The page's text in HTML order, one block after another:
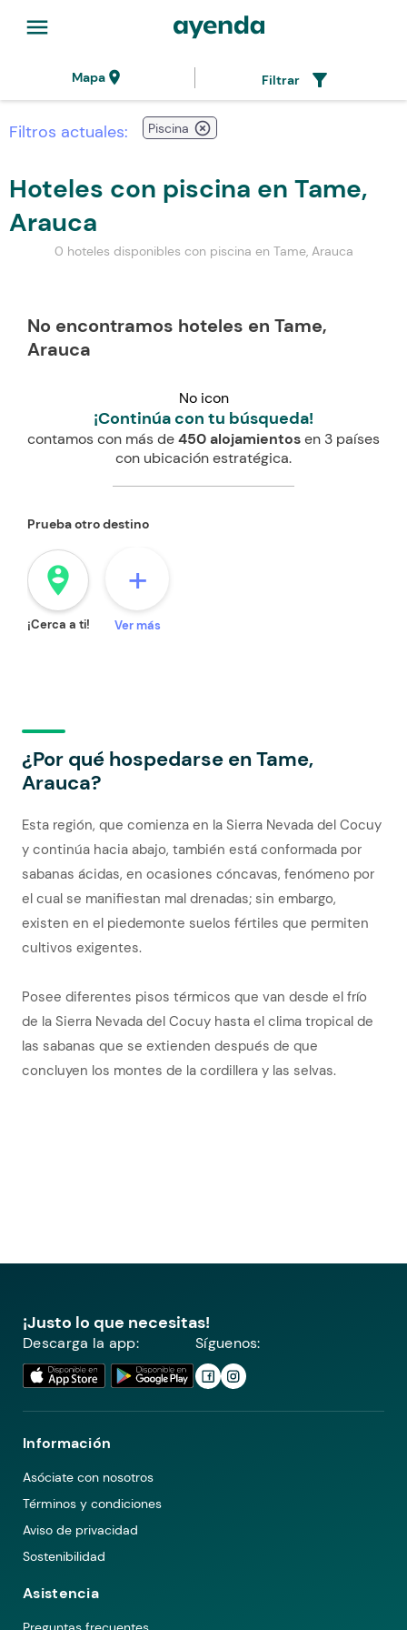
menu
Mapalocation_on Filtrar filter_alt
Filtros actuales: Piscina highlight_off
Hoteles con piscina en Tame,
Arauca
0 hoteles disponibles con piscina en Tame, Arauca
No encontramos hoteles en Tame,
Arauca
No icon
¡Continúa con tu búsqueda!
contamos con más de450 alojamientosen 3 países
con ubicación estratégica.
Prueba otro destino
person_pin_circle
¡Cerca a ti!
+
Ver más
¿Por qué hospedarse en Tame,
Arauca?
Esta región, que comienza en la Sierra Nevada del Cocuy
y continúa hacia abajo, también está conformada por
sabanas ácidas, en ocasiones cóncavas, fenómeno por
el cual se manifiestan mal drenadas; sin embargo,
existen en el piedemonte suelos fértiles que permiten
cultivos exigentes.
Posee diferentes pisos térmicos que van desde el frío
de la Sierra Nevada del Cocuy hasta el clima tropical de
las sabanas que se extienden después de que
concluyen los montes de la cordillera y las selvas.
¡Justo lo que necesitas!
Descarga la app: Síguenos:
Información
Asóciate con nosotros
Términos y condiciones
Aviso de privacidad
Sostenibilidad
Asistencia